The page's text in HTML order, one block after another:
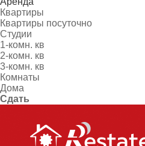
Квартиры
Квартиры посуточно
Студии
1-комн. кв
2-комн. кв
3-комн. кв
Комнаты
Дома
Сдать